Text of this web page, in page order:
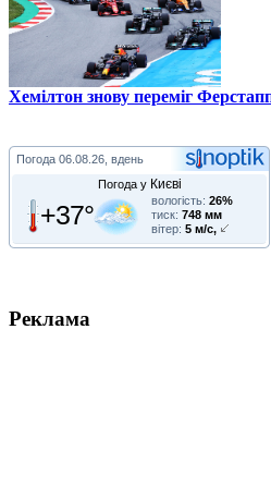
Хемілтон знову переміг
Погода 06.08.26, вдень
Погода у Києві
+37° вологість: 26%
тиск: 748 мм
вітер: 5 м/с,
Реклама